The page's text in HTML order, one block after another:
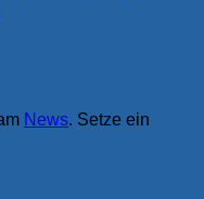
News. Setze ein